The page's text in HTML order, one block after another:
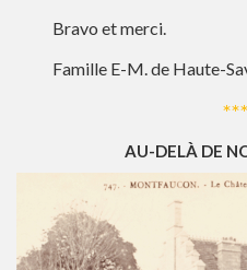
Bravo et merci.
Famille E-M. de Haute-
AU-DELÀ DE